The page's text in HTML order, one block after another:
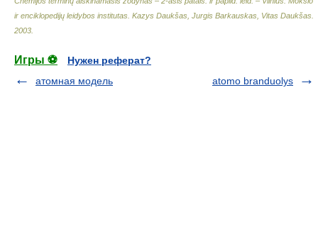
ir enciklopedijų leidybos institutas Kazys Daukšas, Jurgis Barkauskas, Vitas Daukšas
2003
Игры ⚽
Нужен реферат?
атомная модель
atomo branduolys